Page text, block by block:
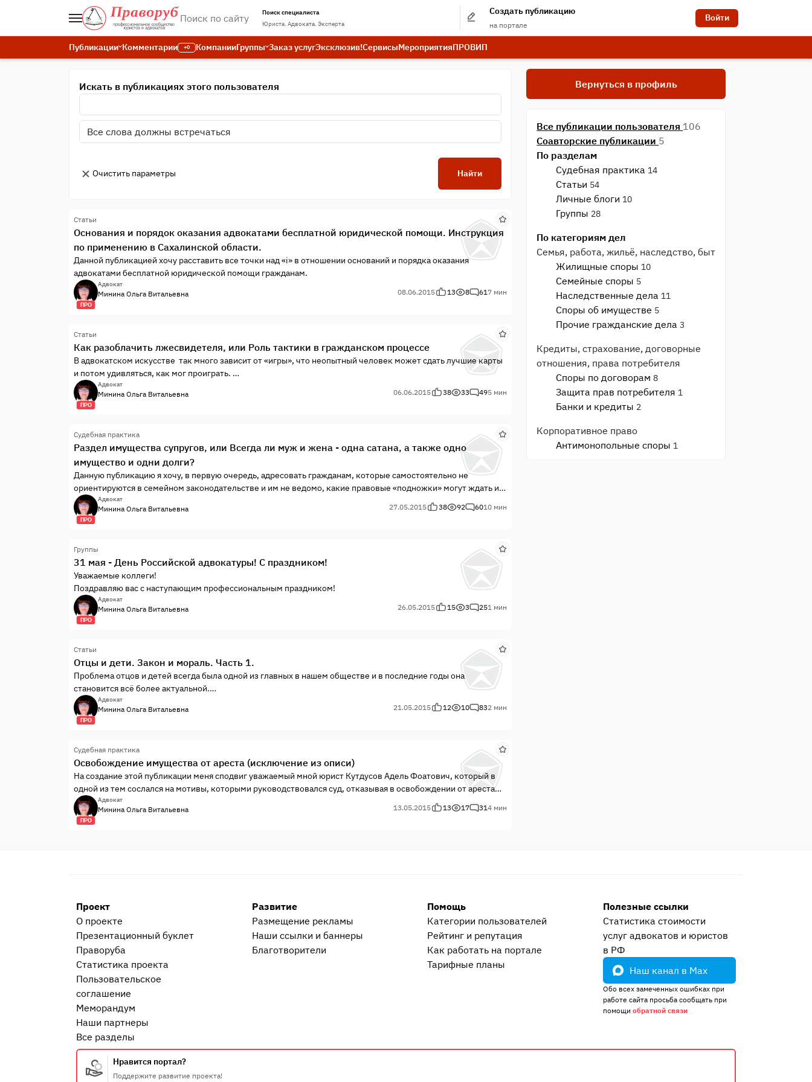
Поиск специалиста
Юриста. Адвоката. Эксперта
Создать публикацию
на портале
Войти
Публикации Комментарии +0 КомпанииГруппы Заказ услугЭксклюзив!СервисыМероприятияПРОВИП
Искать в публикациях этого пользователя
Очистить параметры Найти
Статьи
Основания и порядок оказания адвокатами бесплатной юридической помощи. Инструкция
по применению в Сахалинской области.
Данной публикацией хочу расставить все точки над «i» в отношении оснований и порядка оказания
адвокатами бесплатной юридической помощи гражданам.
ПРО
Адвокат
Минина Ольга Витальевна 08.06.2015 13 8 617 мин
Статьи
Как разоблачить лжесвидетеля, или Роль тактики в гражданском процессе
В адвокатском искусстве так много зависит от «игры», что неопытный человек может сдать лучшие карты
и потом удивляться, как мог проиграть.
Г. ГАРРИС. Школа адвокатуры
ПРО
Адвокат
Минина Ольга Витальевна 06.06.2015 38 33 495 мин
Судебная практика
Раздел имущества супругов, или Всегда ли муж и жена - одна сатана, а также одно
имущество и одни долги?
Данную публикацию я хочу, в первую очередь, адресовать гражданам, которые самостоятельно не
ориентируются в семейном законодательстве и им не ведомо, какие правовые «подножки» могут ждать их
при разделе совместно нажитого имущества.
ПРО
Адвокат
Минина Ольга Витальевна 27.05.2015 38 92 6010 мин
Группы
31 мая - День Российской адвокатуры! С праздником!
Уважаемые коллеги!
Поздравляю вас с наступающим профессиональным праздником!
ПРО
Адвокат
Минина Ольга Витальевна 26.05.2015 15 3 251 мин
Статьи
Отцы и дети. Закон и мораль. Часть 1.
Проблема отцов и детей всегда была одной из главных в нашем обществе и в последние годы она
становится всё более актуальной.
Участились обращения родителей и детей за юридической консультацией: первых – с вопросом как
взыскать с детей алименты, вторых – как эти алименты не платить. С точки зрения закона всё понятно: ст.
87 Семейного кодекса РФ гласит:
ПРО
Адвокат
Минина Ольга Витальевна 21.05.2015 12 10 832 мин
Судебная практика
Освобождение имущества от ареста (исключение из описи)
На создание этой публикации меня сподвиг уважаемый мной юрист Кутдусов Адель Фоатович, который в
одной из тем сослался на мотивы, которыми руководствовался суд, отказывая в освобождении от ареста
имущества, являющегося совместной собственностью супругов, и указал буквально следующее:
ПРО
Адвокат
Минина Ольга Витальевна 13.05.2015 13 17 314 мин
Вернуться в профиль
Все публикации пользователя 106
Соавторские публикации 5
По разделам
Судебная практика 14
Статьи 54
Личные блоги 10
Группы 28
По категориям дел
Семья, работа, жильё, наследство, быт
Жилищные споры 10
Семейные споры 5
Наследственные дела 11
Споры об имуществе 5
Прочие гражданские дела 3
Кредиты, страхование, договорные
отношения, права потребителя
Споры по договорам 8
Защита прав потребителя 1
Банки и кредиты 2
Корпоративное право
Антимонопольные споры 1
Проект
О проекте
Презентационный букл​ет
Праворуба
Статистика проекта
Пользовательское
соглашение
Меморандум
Наши партнеры
Все разделы
Развитие
Размещение рекламы
Наши ссылки и баннеры
Благотворители
Помощь
Категории пользователей
Рейтинг и репутация
Как работать на портале
Тарифные планы
Полезные ссылки
Статистика стоимости
услуг адвокатов и юристов
в РФ
Наш канал в Max
Обо всех замеченных ошибках при
работе сайта просьба сообщать при
помощи обратной связи
Нравится портал?
Поддержите развитие проекта!